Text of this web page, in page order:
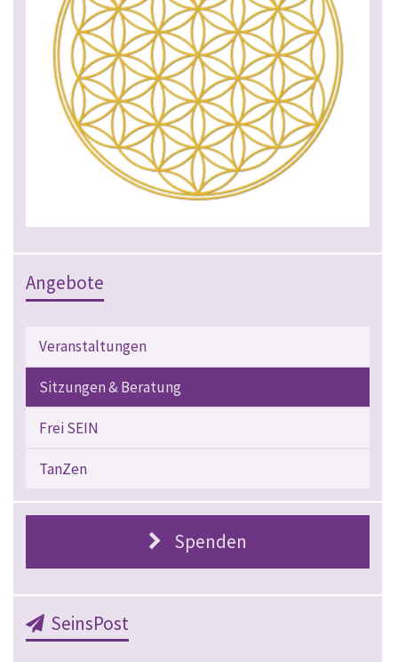
Angebote
Veranstaltungen
Sitzungen & Beratung
Frei SEIN
TanZen
Spenden
SeinsPost